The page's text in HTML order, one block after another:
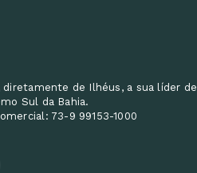
diretamente de Ilhéus, a sua líder de
Sul da Bahia.
73-9 99153-1000